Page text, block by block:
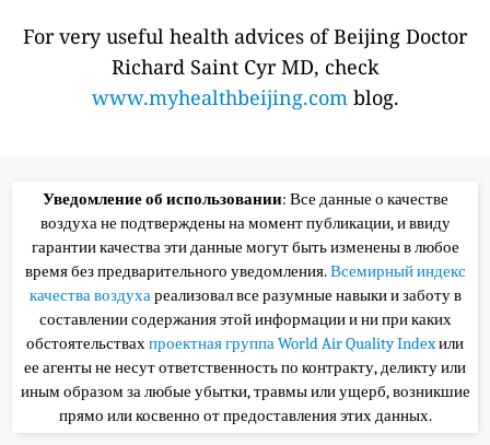
For very useful health advices of Beijing Doctor
Richard Saint Cyr MD, check
www.myhealthbeijing.comblog.
Уведомление об использовании: Все данные о качестве
воздуха не подтверждены на момент публикации, и ввиду
гарантии качества эти данные могут быть изменены в любое
время без предварительного уведомления.Всемирный индекс
качества воздухареализовал все разумные навыки и заботу в
составлении содержания этой информации и ни при каких
обстоятельствахпроектная группа World Air Quality Indexили
ее агенты не несут ответственность по контракту, деликту или
иным образом за любые убытки, травмы или ущерб, возникшие
прямо или косвенно от предоставления этих данных.